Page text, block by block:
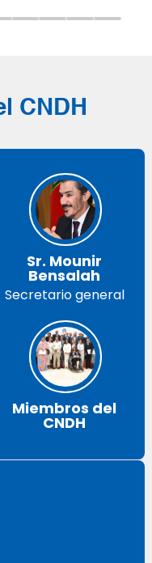
CNDH
Sr. Mounir
Bensalah
Secretario general
Miembros del
CNDH